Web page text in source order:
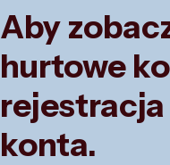
Aby
hurtowe
konta.